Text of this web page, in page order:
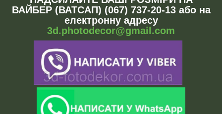
ВАЙБЕР (ВАТСАП) (067) 737-20-13 або на
електронну адресу
3d.photodecor@gmail.com